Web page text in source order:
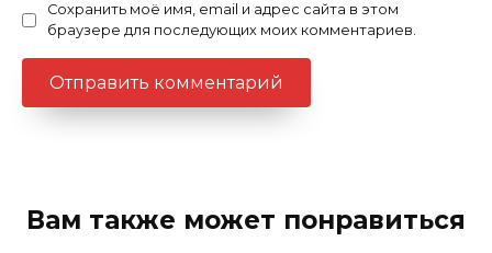
Сохранить моё имя, email и адрес сайта в этом
браузере для последующих моих комментариев.
Вам также может понравиться